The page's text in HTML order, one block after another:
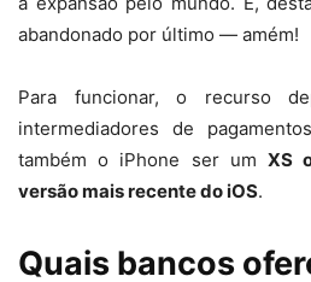
abandonado por último — amém!
Para funcionar, o recurso
intermediadores de
também o iPhone ser um XS
versão mais recente do iOS.
Quais bancos